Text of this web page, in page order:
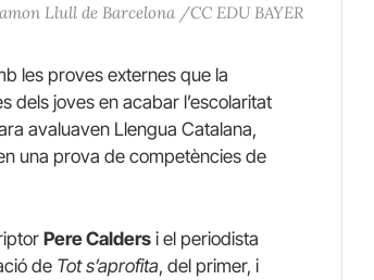
Llull de Barcelona /CC EDU BAYER
les proves externes que la
dels joves en acabar l’escolaritat
avaluaven Llengua Catalana,
una prova de competències de
Pere Calders i el periodista
de Tot s’aprofita, del primer, i